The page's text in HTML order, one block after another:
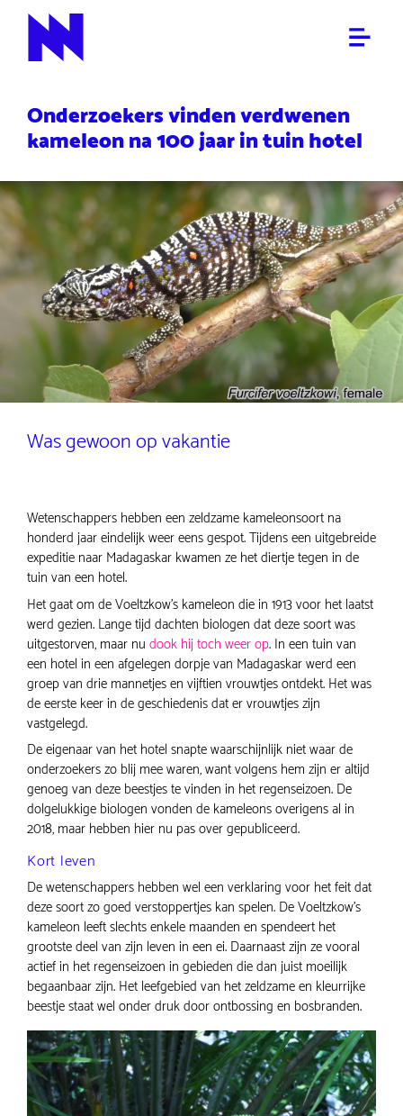
NIET DOODCHECKEN
Onderzoekers vinden verdwenen
kameleon na 100 jaar in tuin hotel
Was gewoon op vakantie
Wetenschappers hebben een zeldzame kameleonsoort na
honderd jaar eindelijk weer eens gespot. Tijdens een uitgebreide
expeditie naar Madagaskar kwamen ze het diertje tegen in de
tuin van een hotel.
Het gaat om de Voeltzkow’s kameleon die in 1913 voor het laatst
werd gezien. Lange tijd dachten biologen dat deze soort was
uitgestorven, maar nu dook hij toch weer op. In een tuin van
een hotel in een afgelegen dorpje van Madagaskar werd een
groep van drie mannetjes en vijftien vrouwtjes ontdekt. Het was
de eerste keer in de geschiedenis dat er vrouwtjes zijn
vastgelegd.
De eigenaar van het hotel snapte waarschijnlijk niet waar de
onderzoekers zo blij mee waren, want volgens hem zijn er altijd
genoeg van deze beestjes te vinden in het regenseizoen. De
dolgelukkige biologen vonden de kameleons overigens al in
2018, maar hebben hier nu pas over gepubliceerd.
Kort leven
De wetenschappers hebben wel een verklaring voor het feit dat
deze soort zo goed verstoppertjes kan spelen. De Voeltzkow’s
kameleon leeft slechts enkele maanden en spendeert het
grootste deel van zijn leven in een ei. Daarnaast zijn ze vooral
actief in het regenseizoen in gebieden die dan juist moeilijk
begaanbaar zijn. Het leefgebied van het zeldzame en kleurrijke
beestje staat wel onder druk door ontbossing en bosbranden.